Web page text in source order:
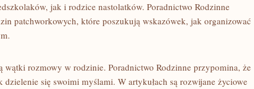
jak i rodzice nastolatków. Poradnictwo Rodzinne
patchworkowych, które poszukują wskazówek, jak organizować
wątki rozmowy w rodzinie. Poradnictwo Rodzinne przypomina, że
dzielenie się swoimi myślami. W artykułach są rozwijane życiowe